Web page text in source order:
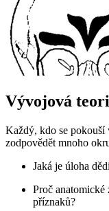
Vývojová
Každý, kdo se pokouší
zodpovědět mnoho
Jaká je úloha
Proč
příznaků?